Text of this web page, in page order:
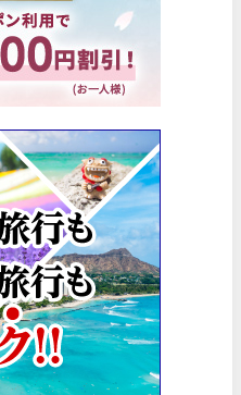
) 最大5,000円OFFクーポン
セール
3,000円OFFクーポン
クーポン
ール
最大15,000円OFFクーポン
ア) 6,900円~
最大5,000円OFFクーポン
2,500円OFFクーポン
セール